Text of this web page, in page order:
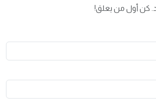
كن أول من يعلق!